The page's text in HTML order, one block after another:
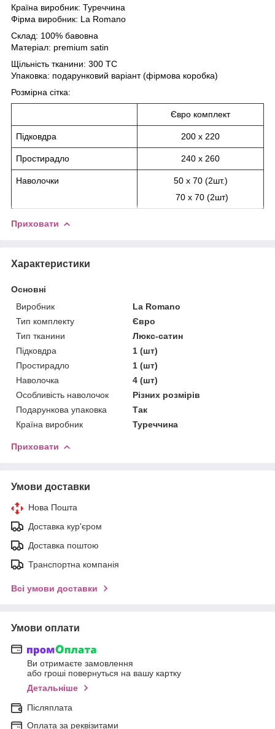
Країна виробник: Туреччина
Фірма виробник: La Romano
Склад: 100% бавовна
Матеріал: premium satin
Щільність тканини: 300 TC
Упаковка: подарунковий варіант (фірмова коробка)
Розмірна сітка:
Євро комплект
Підковдра 200 х 220
Простирадло 240 х 260
Наволочки
50 х 70 (2шт.)
70 х 70 (2шт)
Приховати
Характеристики
Основні
Виробник
La Romano
Тип комплекту
Євро
Тип тканини
Люкс-сатин
Підковдра
1 (шт)
Простирадло
1 (шт)
Наволочка
4 (шт)
Особливість наволочок
Різних розмірів
Подарункова упаковка
Так
Країна виробник
Туреччина
Приховати
Умови доставки
Нова Пошта
Доставка кур'єром
Доставка поштою
Транспортна компанія
Всі умови доставки
Умови оплати
Ви отримаєте замовлення
або гроші повернуться на вашу картку
Детальніше
Післяплата
Оплата за реквізитами